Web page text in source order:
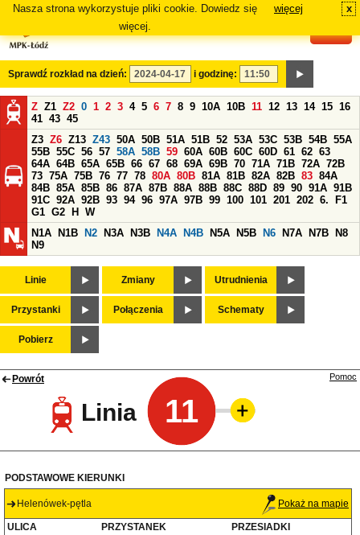
Nasza strona wykorzystuje pliki cookie. Dowiedz się
więcej.
więcej x
Sprawdź rozkład na dzień: i godzinę:
Z Z1 Z2 0 1 2 3 4 5 6 7 8 9 10A 10B 11 12 13 14 15 16
41 43 45
Z3 Z6 Z13 Z43 50A 50B 51A 51B 52 53A 53C 53B 54B 55A
55B 55C 56 57 58A 58B 59 60A 60B 60C 60D 61 62 63
64A 64B 65A 65B 66 67 68 69A 69B 70 71A 71B 72A 72B
73 75A 75B 76 77 78 80A 80B 81A 81B 82A 82B 83 84A
84B 85A 85B 86 87A 87B 88A 88B 88C 88D 89 90 91A 91B
91C 92A 92B 93 94 96 97A 97B 99 100 101 201 202 6.
F1
G1 G2 H
W
N1A
N1B N2 N3A N3B N4A N4B N5A N5B N6 N7A N7B
N8
N9
Linie Zmiany Utrudnienia
Przystanki Połączenia Schematy
Pobierz
Powrót
Linia 11
Pomoc
PODSTAWOWE KIERUNKI
Helenówek-pętla Pokaż na mapie
ULICA PRZYSTANEK
PRZESIADKI